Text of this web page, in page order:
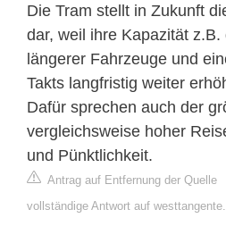
Die Tram stellt in Zukunft
dar, weil ihre Kapazität
längerer Fahrzeuge und
Takts langfristig weiter
Dafür sprechen auch der
vergleichsweise hoher
und Pünktlichkeit.
Antrag auf Entfernung der Quelle
vollständige Antwort auf